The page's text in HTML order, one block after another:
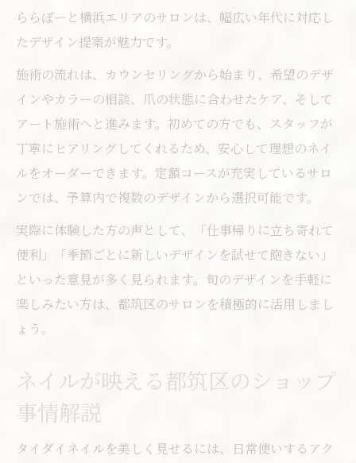
ららぽーと横浜エリアのサロンは、幅広い年代に対応し
たデザイン提案が魅力です。
施術の流れは、カウンセリングから始まり、希望のデザ
インやカラーの相談、爪の状態に合わせたケア、そして
アート施術へと進みます。初めての方でも、スタッフが
丁寧にヒアリングしてくれるため、安心して理想のネイ
ルをオーダーできます。定額コースが充実しているサロ
ンでは、予算内で複数のデザインから選択可能です。
実際に体験した方の声として、「仕事帰りに立ち寄れて
便利」「季節ごとに新しいデザインを試せて飽きない」
といった意見が多く見られます。旬のデザインを手軽に
楽しみたい方は、都筑区のサロンを積極的に活用しまし
ょう。
ネイルが映える都筑区のショップ
事情解説
タイダイネイルを美しく見せるには、日常使いするアク